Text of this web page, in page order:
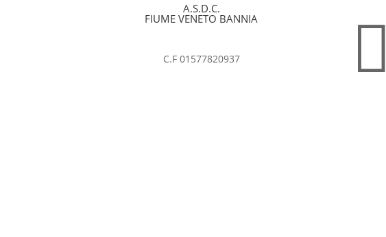
A.S.D.C.
FIUME VENETO BANNIA
C.F 01577820937 